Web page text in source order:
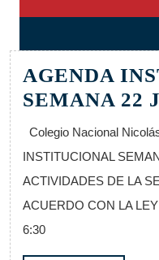
AGENDA
SEMANA 22
Colegio Nacional
INSTITUCIONAL
ACTIVIDADES DE LA
ACUERDO CON LA
6:30